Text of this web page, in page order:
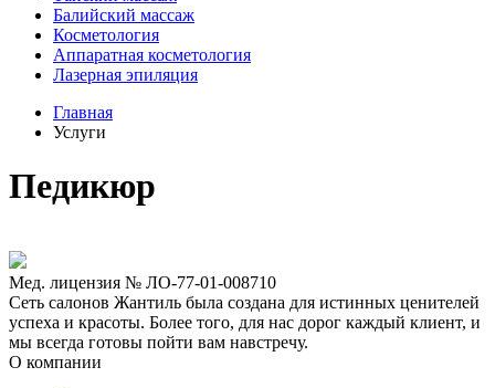
Балийский массаж
Косметология
Аппаратная косметология
Лазерная эпиляция
Главная
Услуги
Педикюр
Мед. лицензия № ЛО-77-01-008710
Сеть салонов Жантиль была создана для истинных ценителей
успеха и красоты. Более того, для нас дорог каждый клиент, и
мы всегда готовы пойти вам навстречу.
О компании